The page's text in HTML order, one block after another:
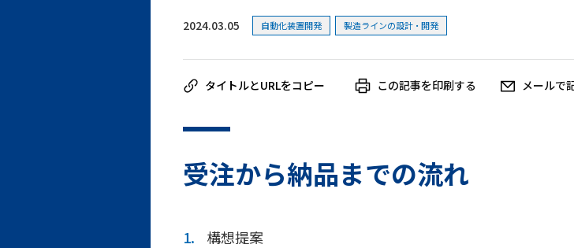
2024.03.05 自動化装置開発 製造ラインの設計・開発
この記事を印刷する メールで
受注から納品までの流れ
構想提案